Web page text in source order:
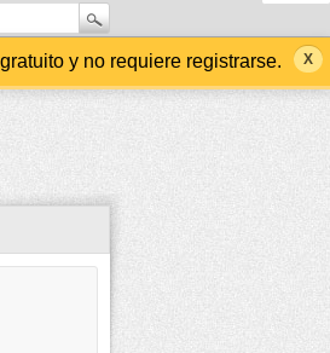
y no requiere registrarse.